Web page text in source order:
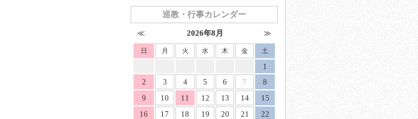
巡教・行事カレンダー
2026年8月
日 月 火 水 木 金 土
1
2
3 4 5 6 7
8
9
10 11 12 13 14
15
16
17 18 19 20 21
22